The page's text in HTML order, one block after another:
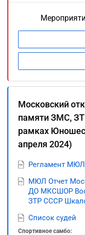
Московский
памяти ЗМС,
рамках
апреля 2024)
Регламент МЮЛ
МЮЛ Отчет
ДО МКСШОР
ЗТР СССР
Список судей
Спортивное самбо: